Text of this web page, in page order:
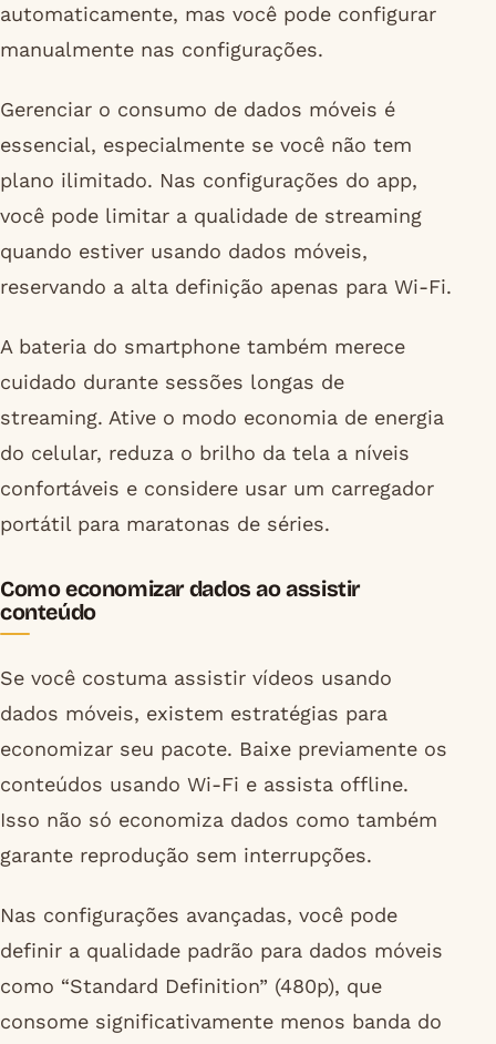
automaticamente, mas você pode configurar
manualmente nas configurações.
Gerenciar o consumo de dados móveis é
essencial, especialmente se você não tem
plano ilimitado. Nas configurações do app,
você pode limitar a qualidade de streaming
quando estiver usando dados móveis,
reservando a alta definição apenas para Wi-Fi.
A bateria do smartphone também merece
cuidado durante sessões longas de
streaming. Ative o modo economia de energia
do celular, reduza o brilho da tela a níveis
confortáveis e considere usar um carregador
portátil para maratonas de séries.
Como economizar dados ao assistir
conteúdo
Se você costuma assistir vídeos usando
dados móveis, existem estratégias para
economizar seu pacote. Baixe previamente os
conteúdos usando Wi-Fi e assista offline.
Isso não só economiza dados como também
garante reprodução sem interrupções.
Nas configurações avançadas, você pode
definir a qualidade padrão para dados móveis
como “Standard Definition” (480p), que
consome significativamente menos banda do